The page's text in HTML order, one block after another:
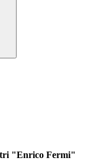
"Enrico Fermi"